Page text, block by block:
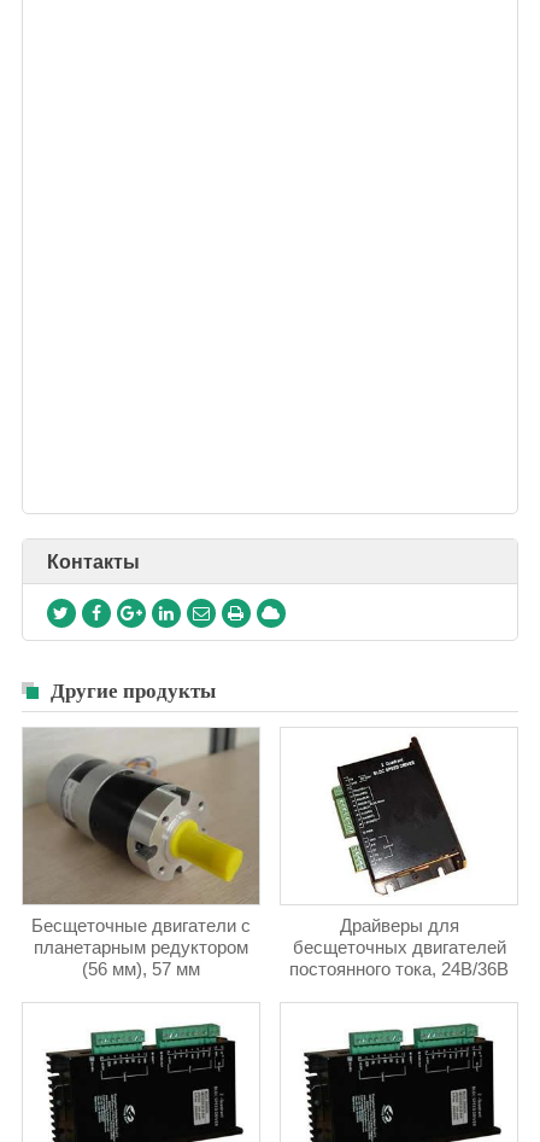
Контакты
Другие продукты
Бесщеточные двигатели с
планетарным редуктором
(56 мм), 57 мм
Драйверы для
бесщеточных двигателей
постоянного тока, 24В/36В